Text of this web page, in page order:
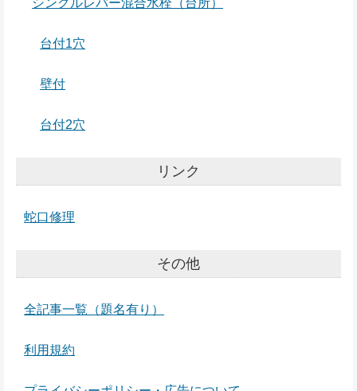
台付1穴
壁付
台付2穴
リンク
蛇口修理
その他
全記事一覧（題名有り）
利用規約